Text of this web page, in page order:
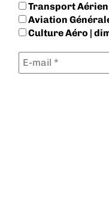
Transport
Aviation
Culture Aéro |